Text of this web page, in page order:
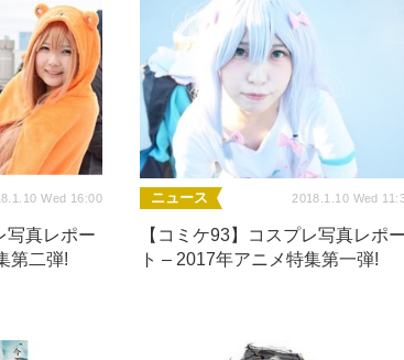
Wed 16:00
写真レポー
第二弾!
ニュース 2018.1.10 Wed
【コミケ93】コスプレ写真レポ
ト – 2017年アニメ特集第一弾!